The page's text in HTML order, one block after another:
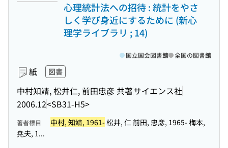
心理統計法への招待 : 統計をやさ
しく学び身近にするために (新心
理学ライブラリ ; 14)
紙 図書
中村知靖, 松井仁, 前田忠彦 共著サイエンス社
2006.12<SB31-H5>
国立国会図書館 全国の図書館
著者標目 中村, 知靖, 1961-松井, 仁 前田, 忠彦, 1965- 梅本,
尭夫, 1...